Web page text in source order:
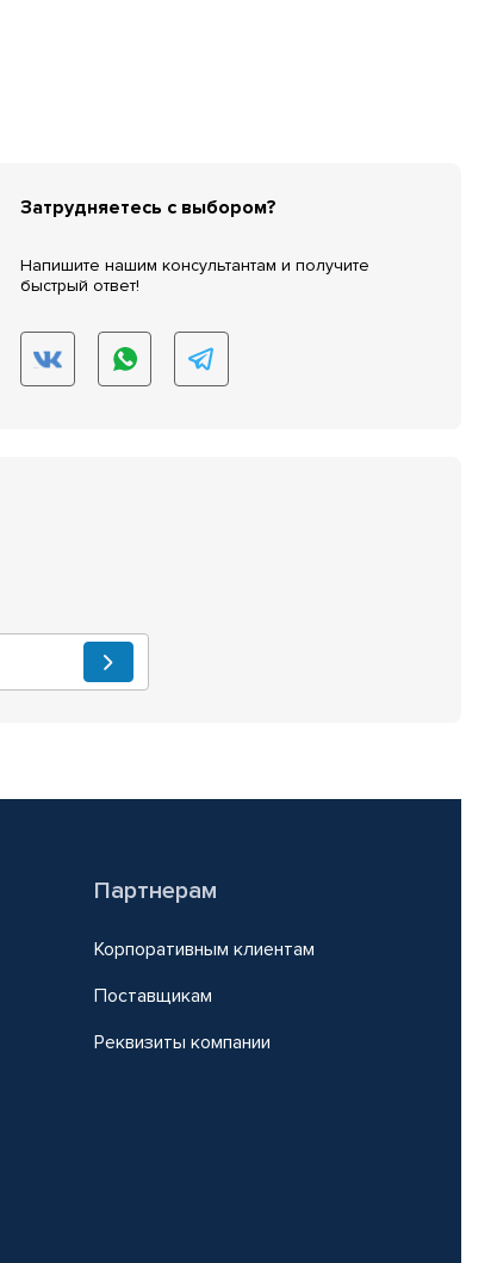
Затрудняетесь с выбором?
Напишите нашим консультантам и получите
быстрый ответ!
Партнерам
Корпоративным клиентам
Поставщикам
Реквизиты компании